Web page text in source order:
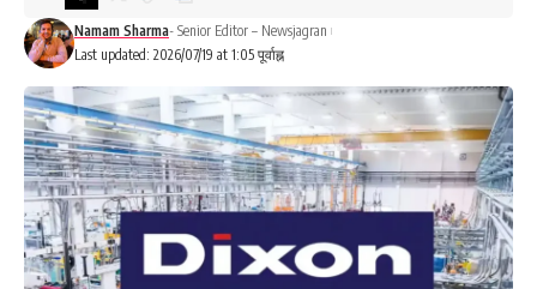
Last updated: 2026/07/19 at 1:05 पूर्वाह्न
Namam Sharma- Senior Editor – Newsjagran